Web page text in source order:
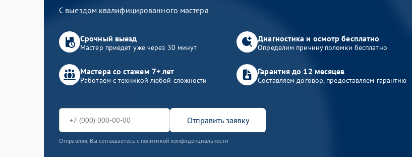
С выездом квалифицированного мастера
Срочный выезд
Мастер приедет уже через 30 минут
Диагностика и осмотр бесплатно
Определим причину поломки бесплатно
Мастера со стажем 7+ лет
Работаем с техникой любой сложности
Гарантия до 12 месяцев
Составляем договор, предоставляем гарантию
Отправить заявку
Отправляя, Вы соглашаетесь с политикой конфиденциальности